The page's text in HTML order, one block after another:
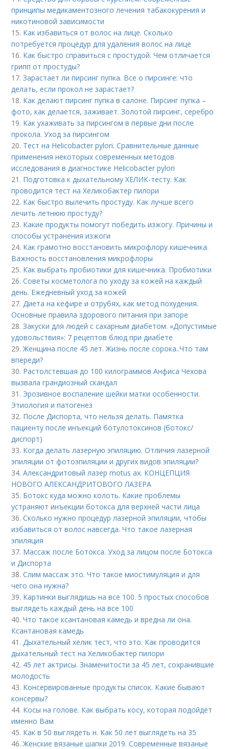
принципы медикаментозного лечения табакокурения и
никотиновой зависимости
15. Как избавиться от волос на лице. Сколько
потребуется процедур для удаления волос на лице
16. Как быстро справиться с простудой. Чем отличается
грипп от простуды?
17.Зарастает ли пирсинг пупка. Все о пирсинге: что
делать, если прокол не зарастает?
18. Как делают пирсинг пупка в салоне. Пирсинг пупка –
фото, как делается, заживает. Золотой пирсинг, серебро
19. Как ухаживать за пирсингом в первые дни после
прокола. Уход за пирсингом
20. Тест на Helicobacter pylori. Сравнительные данные
применения некоторых современных методов
исследования в диагностике Helicobacter pylori
21. Подготовка к дыхательному ХЕЛИК-тесту. Как
проводится тест на Хеликобактер пилори
22. Как быстро вылечить простуду. Как лучше всего
лечить летнюю простуду?
23. Какие продукты помогут победить изжогу. Причины и
способы устранения изжоги
24. Как грамотно восстановить микрофлору кишечника.
Важность восстановления микрофлоры
25. Как выбрать пробиотики для кишечника. Пробиотики
26.Советы косметолога по уходу за кожей на каждый
день. Ежедневный уход за кожей
27. Диета на кефире и отрубях, как метод похудения.
Основные правила здорового питания при запоре
28.Закуски для людей с сахарным диабетом. «Допустимые
удовольствия»: 7 рецептов блюд при диабете
29.Женщина после 45 лет. Жизнь после сорока..Что там
впереди?
30. Растолстевшая до 100 килограммов Анфиса Чехова
вызвала грандиозный скандал
31. Эрозивное воспаление шейки матки особенности.
Этиология и патогенез
32. После Диспорта, что нельзя делать. Памятка
пациенту после инъекций ботулотоксинов (ботокс/
диспорт)
33. Когда делать лазерную эпиляцию. Отличия лазерной
эпиляции от фотоэпиляции и других видов эпиляции?
34.Александритовый лазер motus ax. КОНЦЕПЦИЯ
НОВОГО АЛЕКСАНДРИТОВОГО ЛАЗЕРА
35. Ботокс куда можно колоть. Какие проблемы
устраняют инъекции ботокса для верхней части лица
36.Сколько нужно процедур лазерной эпиляции, чтобы
избавиться от волос навсегда. Что такое лазерная
эпиляция
37. Массаж после Ботокса. Уход за лицом после Ботокса
и Диспорта
38.Слим массаж это. Что такое миостимуляция и для
чего она нужна?
39. Картинки выглядишь на все 100. 5 простых способов
выглядеть каждый день на все 100
40.Что такое ксантановая камедь и вредна ли она.
Ксантановая камедь
41. Дыхательный хелик тест, что это. Как проводится
дыхательный тест на Хеликобактер пилори
42. 45 лет актрисы. Знаменитости за 45 лет, сохранившие
молодость
43. Консервированные продукты список. Какие бывают
консервы?
44. Косы на голове. Как выбрать косу, которая подойдёт
именно Вам
45. Как в 50 выглядеть н. Как 50 лет выглядеть на 35
46.Женские вязаные шапки 2019. Современные вязаные